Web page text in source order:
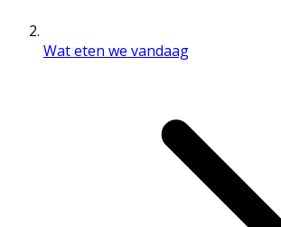
Wat eten we vandaag